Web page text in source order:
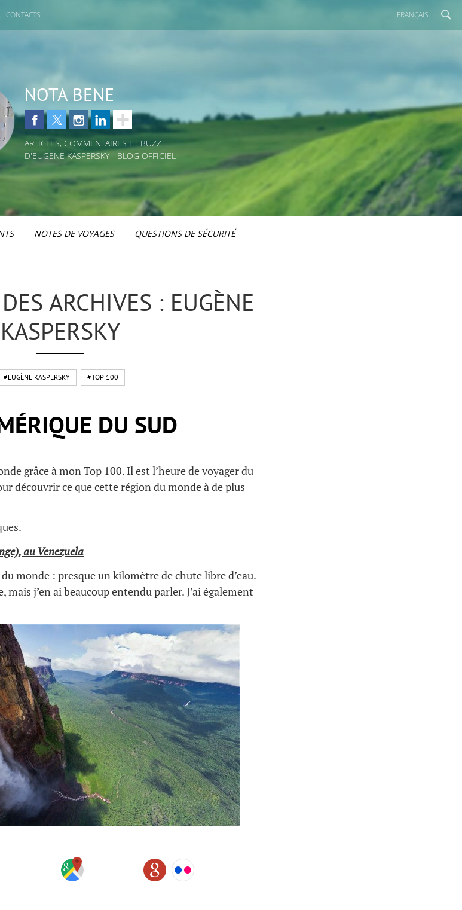
CONTACTS FRANÇAIS
NOTA BENE
ARTICLES, COMMENTAIRES ET BUZZ
D'EUGENE KASPERSKY - BLOG OFFICIEL
NOTES DE VOYAGES QUESTIONS DE SÉCURITÉ
ARCHIVES : EUGÈNE
KASPERSKY
#EUGÈNE KASPERSKY #TOP 100
DU SUD
grâce à mon Top 100. Il est l’heure de voyager du
découvrir ce que cette région du monde à de plus
au Venezuela
du monde : presque un kilomètre de chute libre d’eau.
mais j’en ai beaucoup entendu parler. J’ai également